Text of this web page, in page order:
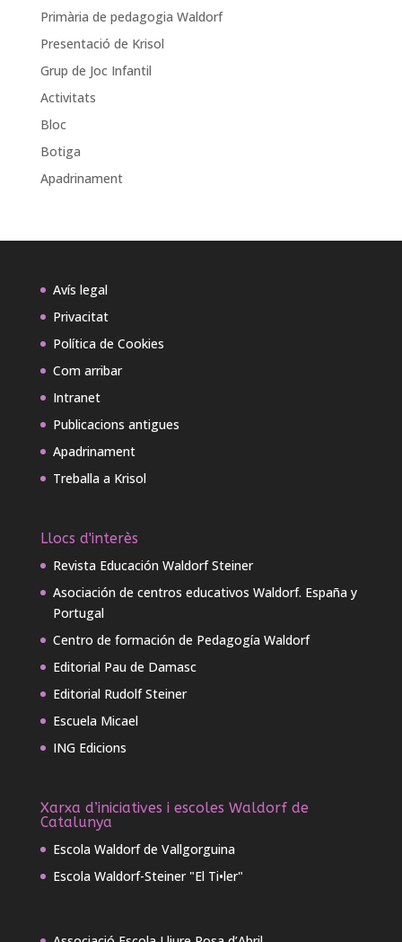
Primària de pedagogia Waldorf
Presentació de Krisol
Grup de Joc Infantil
Activitats
Bloc
Botiga
Apadrinament
Avís legal
Privacitat
Política de Cookies
Com arribar
Intranet
Publicacions antigues
Apadrinament
Treballa a Krisol
Llocs d'interès
Revista Educación Waldorf Steiner
Asociación de centros educativos Waldorf. España y
Portugal
Centro de formación de Pedagogía Waldorf
Editorial Pau de Damasc
Editorial Rudolf Steiner
Escuela Micael
ING Edicions
Xarxa d’iniciatives i escoles Waldorf de
Catalunya
Escola Waldorf de Vallgorguina
Escola Waldorf-Steiner "El Ti•ler"